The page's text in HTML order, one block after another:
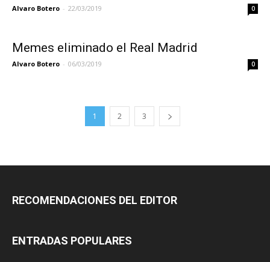
Alvaro Botero - 22/03/2019 0
Memes eliminado el Real Madrid
Alvaro Botero - 06/03/2019 0
1 2 3
RECOMENDACIONES DEL EDITOR
ENTRADAS POPULARES